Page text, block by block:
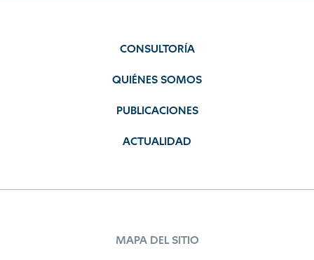
CONSULTORÍA
QUIÉNES SOMOS
PUBLICACIONES
ACTUALIDAD
MAPA DEL SITIO